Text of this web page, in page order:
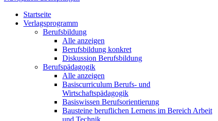
Startseite
Verlagsprogramm
Berufsbildung
Alle anzeigen
Berufsbildung konkret
Diskussion Berufsbildung
Berufspädagogik
Alle anzeigen
Basiscurriculum Berufs- und
Wirtschaftspädagogik
Basiswissen Berufsorientierung
Bausteine beruflichen Lernens im Bereich Arbeit
und Technik